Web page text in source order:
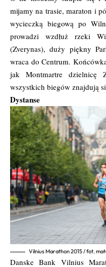
mijamy na trasie, maraton i
wycieczką biegową po
prowadzi wzdłuż rzeki
(Zverynas), duży piękny
wraca do Centrum.
jak Montmartre dzielnicę
wszystkich biegów znajdują
Dystanse
Vilnius Marathon 2015 / fot.
Danske Bank Vilnius